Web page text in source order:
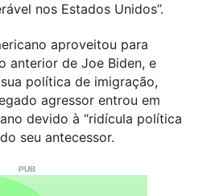
nos Estados Unidos”.
aproveitou para
anterior de Joe Biden, e
política de imigração,
agressor entrou em
devido à “ridícula política
seu antecessor.